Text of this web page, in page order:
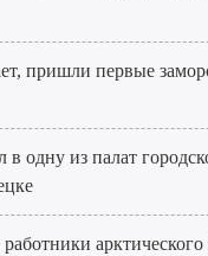
пришли первые
одну из палат
арктического